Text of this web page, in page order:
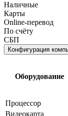
Наличные
Карты
Online-перевод
По счёту
СБП
Конфигурация
Оборудование
Процессор
Видеокарта